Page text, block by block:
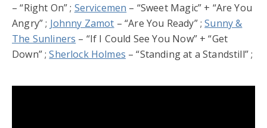
– “Right On” ; Servicemen – “Sweet Magic” + “Are You
Angry” ; Johnny Zamot – “Are You Ready” ;Sunny &
The Sunliners – “If I Could See You Now” + “Get
Down” ;Sherlock Holmes – “Standing at a Standstill” ;